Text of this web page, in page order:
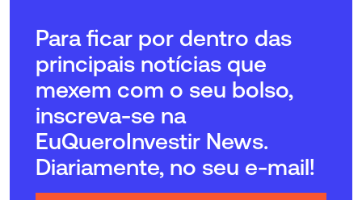
Para ficar por dentro das
principais notícias que
mexem com o seu bolso,
inscreva-se na
EuQueroInvestir News.
Diariamente, no seu e-mail!